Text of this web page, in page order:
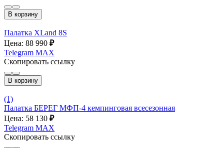
В корзину
Палатка XLand 8S
Цена: 88 990 ₽
Telegram MAX
Скопировать ссылку
В корзину
(1)
Палатка БЕРЕГ МФП-4 кемпинговая всесезонная
Цена: 58 130 ₽
Telegram MAX
Скопировать ссылку